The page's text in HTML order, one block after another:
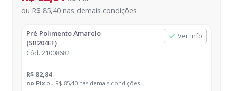
ou R$ 85,40 nas demais condições
Pré Polimento Amarelo
(SR204EF)
Cód. 21008682
Ver info
R$ 82,84
no Pix ou R$ 85,40 nas demais condições